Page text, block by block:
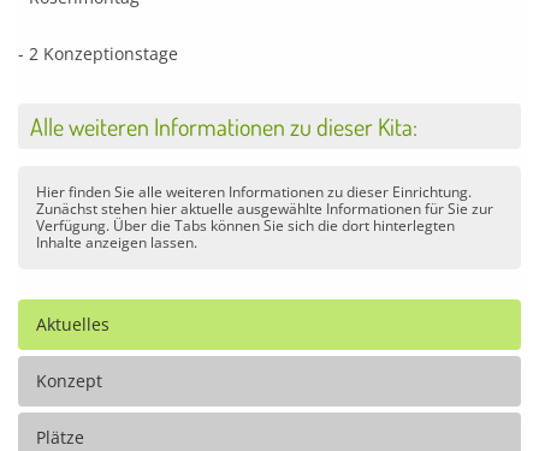
- 2 Konzeptionstage
Alle weiteren Informationen zu dieser Kita:
Hier finden Sie alle weiteren Informationen zu dieser Einrichtung.
Zunächst stehen hier aktuelle ausgewählte Informationen für Sie zur
Verfügung. Über die Tabs können Sie sich die dort hinterlegten
Inhalte anzeigen lassen.
Aktuelles
Konzept
Plätze